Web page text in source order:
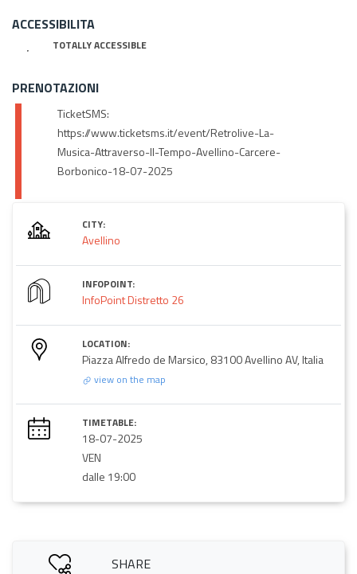
ACCESSIBILITA
TOTALLY ACCESSIBLE
PRENOTAZIONI
TicketSMS:
https://www.ticketsms.it/event/Retrolive-La-
Musica-Attraverso-Il-Tempo-Avellino-Carcere-
Borbonico-18-07-2025
CITY:
Avellino
INFOPOINT:
InfoPoint Distretto 26
LOCATION:
Piazza Alfredo de Marsico, 83100 Avellino AV, Italia
view on the map
TIMETABLE:
18-07-2025
VEN
dalle 19:00
SHARE